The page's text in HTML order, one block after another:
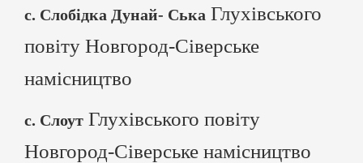
с. Слобідка Дунай- Ська Глухівського
повіту Новгород-Сіверське
намісництво
с. Слоут Глухівського повіту
Новгород-Сіверське намісництво